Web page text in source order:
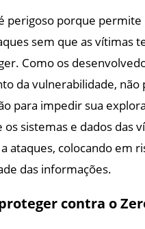
perigoso porque permite
sem que as vítimas
Como os
da vulnerabilidade, não
para impedir sua
os sistemas e dados das
ataques, colocando em
das informações.
contra o